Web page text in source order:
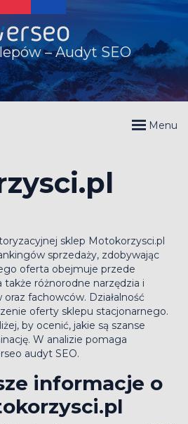
– Audyt SEO
Menu
sklep Motokorzysci.pl
sprzedaży, zdobywając
oferta obejmuje przede
różnorodne narzędzia i
fachowców. Działalność
oferty sklepu stacjonarnego.
by ocenić, jakie są szanse
W analizie pomaga
audyt SEO.
informacje o